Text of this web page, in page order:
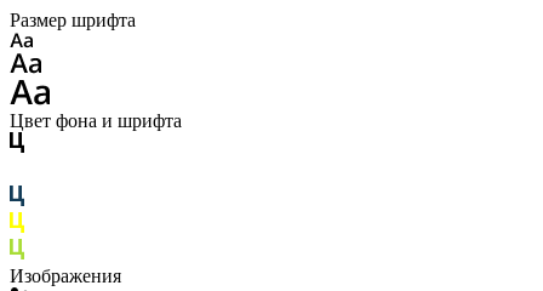
Размер шрифта
Цвет фона и шрифта
Изображения